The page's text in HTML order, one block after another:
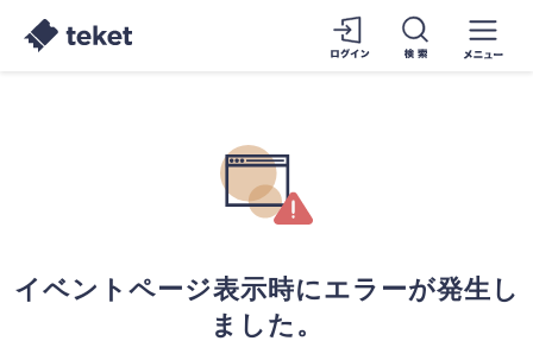
イベントページ表示時にエラーが発生し
ました。